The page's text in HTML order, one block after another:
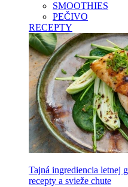
SMOOTHIES
PEČIVO
RECEPTY
Tajná ingrediencia letnej
recepty a svieže chute